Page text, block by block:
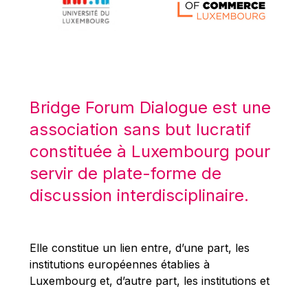
Máire Geoghegan-Quinn
Mario Centeno
Mario Monti
Maroš ŠEFČOVIČ
Martin Bailey
Martine Reicherts
Michael Sohlman
Michel Goedert
Bridge Forum Dialogue est une
association sans but lucratif
constituée à Luxembourg pour
servir de plate-forme de
discussion interdisciplinaire.
Elle constitue un lien entre, d’une part, les
institutions européennes établies à
Luxembourg et, d’autre part, les institutions et